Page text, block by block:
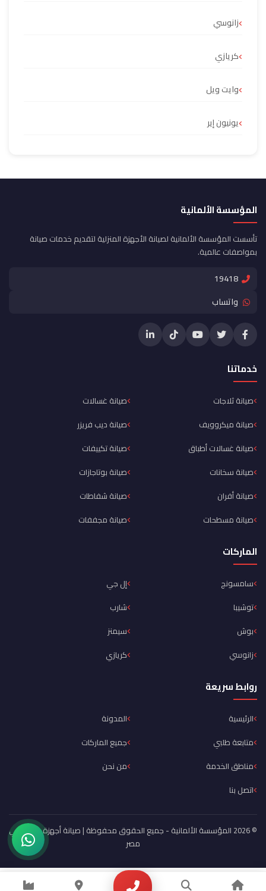
زانوسي
كريازي
وايت ويل
يونيون إير
المؤسسة الألمانية
تأسست المؤسسة الألمانية لصيانة الأجهزة المنزلية لتقديم خدمات صيانة
بمواصفات عالمية.
19418
واتساب
خدماتنا
صيانة ثلاجات
صيانة غسالات
صيانة ميكروويف
صيانة ديب فريزر
صيانة غسالات أطباق
صيانة تكييفات
صيانة سخانات
صيانة بوتاجازات
صيانة أفران
صيانة شفاطات
صيانة مسطحات
صيانة مجففات
الماركات
سامسونج
إل جي
توشيبا
شارب
بوش
سيمنز
زانوسي
كريازي
روابط سريعة
الرئيسية
المدونة
متابعة طلبي
جميع الماركات
مناطق الخدمة
من نحن
اتصل بنا
© 2026 المؤسسة الألمانية - جميع الحقوق محفوظة | صيانة أجهزة منزلية في
مصر